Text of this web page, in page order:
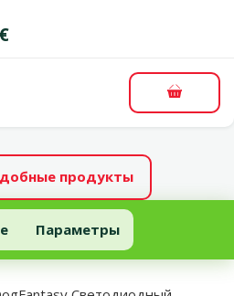
В
продукты
Светодиодный
Параметры